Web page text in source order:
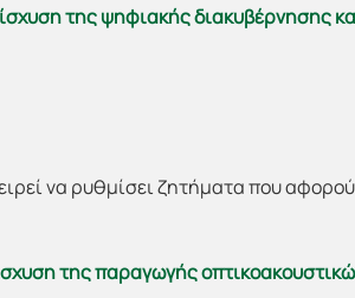
της ψηφιακής διακυβέρνησης
να ρυθμίσει ζητήματα που
της παραγωγής